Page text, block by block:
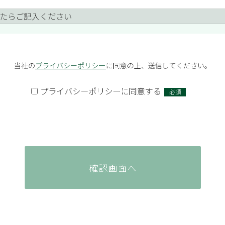
らご記入ください
当社のプライバシーポリシー に同意の上、送信してください。
プライバシーポリシーに同意する 必須